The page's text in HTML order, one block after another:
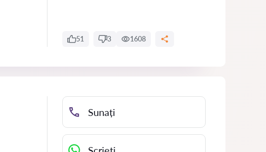
51 3 1608
Sunați